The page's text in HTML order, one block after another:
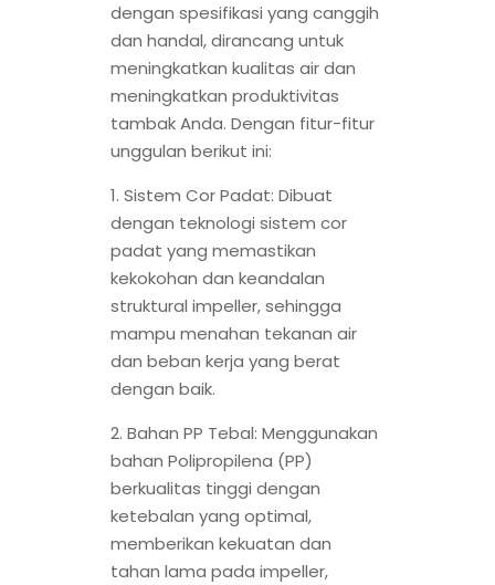
dengan spesifikasi yang canggih
dan handal, dirancang untuk
meningkatkan kualitas air dan
meningkatkan produktivitas
tambak Anda. Dengan fitur-fitur
unggulan berikut ini:
1. Sistem Cor Padat: Dibuat
dengan teknologi sistem cor
padat yang memastikan
kekokohan dan keandalan
struktural impeller, sehingga
mampu menahan tekanan air
dan beban kerja yang berat
dengan baik.
2. Bahan PP Tebal: Menggunakan
bahan Polipropilena (PP)
berkualitas tinggi dengan
ketebalan yang optimal,
memberikan kekuatan dan
tahan lama pada impeller,